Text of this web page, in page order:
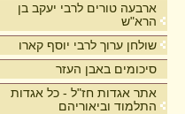
ארבעה טורים לרבי יעקב בן
הרא"ש
שולחן ערוך לרבי יוסף קארו
סיכומים באבן העזר
אתר אגדות חז"ל - כל אגדות
התלמוד וביאוריהם